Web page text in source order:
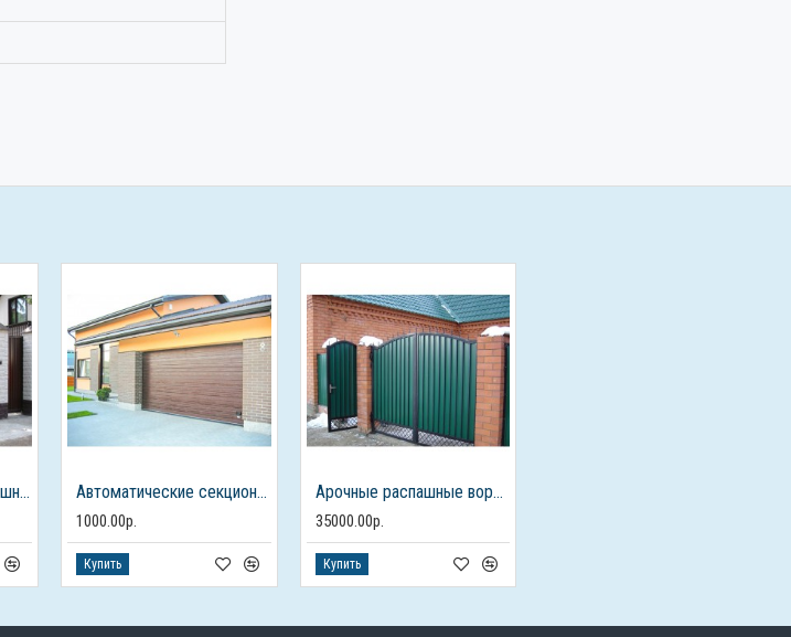
Автоматические распашные ворота с отдельностоящей калиткой Автоматические секционные ворота для гаража
1000.00р.
Купить
Арочные распашные ворота из профлиста с калиткой
35000.00р.
Купить